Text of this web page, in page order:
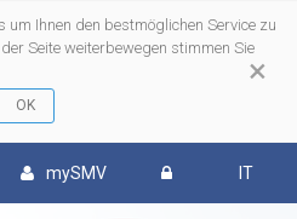
×
um Ihnen den bestmöglichen Service zu
Seite weiterbewegen stimmen Sie
mySMV IT